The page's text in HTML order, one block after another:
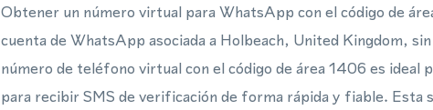
Obtener un número virtual para WhatsApp con el código de
cuenta de WhatsApp asociada a Holbeach, United Kingdom,
número de teléfono virtual con el código de área 1406 es ideal
para recibir SMS de verificación de forma rápida y fiable. Esta